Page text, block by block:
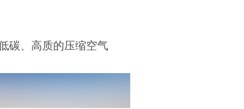
碳、高质的压缩空气